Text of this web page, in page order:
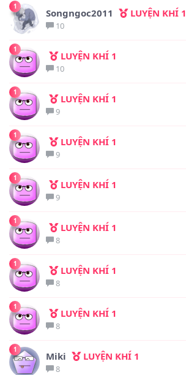
1
Songngoc2011 LUYỆN KHÍ 1
10
1
LUYỆN KHÍ 1
10
1
LUYỆN KHÍ 1
9
1
LUYỆN KHÍ 1
9
1
LUYỆN KHÍ 1
9
1
LUYỆN KHÍ 1
8
1
LUYỆN KHÍ 1
8
1
LUYỆN KHÍ 1
8
1
Miki LUYỆN KHÍ 1
8